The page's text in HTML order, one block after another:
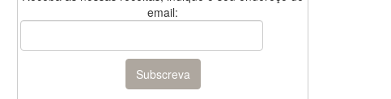
email: